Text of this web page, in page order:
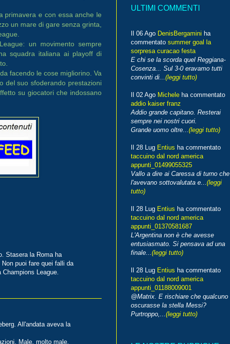
primavera e con essa anche le
un mare di gare senza grinta,
un movimento sempre
squadra italiana ai playoff di
facendo le cose migliorino. Va
del suo sfoderando prestazioni
su giocatori che indossano
Stasera la Roma ha
puoi fare quei falli da
League.
All'andata aveva la
Male, molto male.
ULTIMI COMMENTI
Il 06 Ago DenisBergamini ha
commentato summer goal la
sorpresa curacao festa
E chi se la scorda quel Reggiana-
Cosenza... Sul 3-0 eravamo tutti
convinti di...(leggi tutto)
Il 02 Ago Michele ha commentato
addio kaiser franz
Addio grande capitano. Resterai
sempre nei nostri cuori.
Grande uomo oltre...(leggi tutto)
Il 28 Lug Entius ha commentato
taccuino dal nord america
appunti_01499055325
Vallo a dire ai Caressa di turno che
l'avevano sottovalutata e...(leggi
tutto)
Il 28 Lug Entius ha commentato
taccuino dal nord america
appunti_01370581687
L'Argentina non è che avesse
entusiasmato. Si pensava ad una
finale...(leggi tutto)
Il 28 Lug Entius ha commentato
taccuino dal nord america
appunti_01188009001
@Matrix. E rischiare che qualcuno
oscurasse la stella Messi?
Purtroppo,...(leggi tutto)